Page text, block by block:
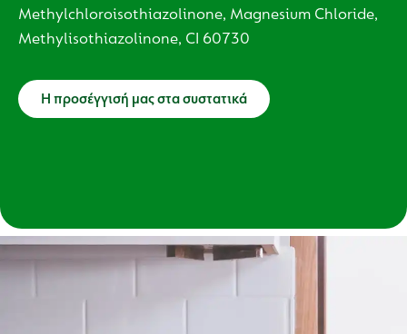
Methylchloroisothiazolinone, Magnesium Chloride,
Methylisothiazolinone, CI 60730
Η προσέγγισή μας στα συστατικά